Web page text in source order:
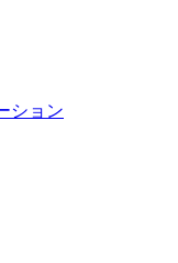
ション